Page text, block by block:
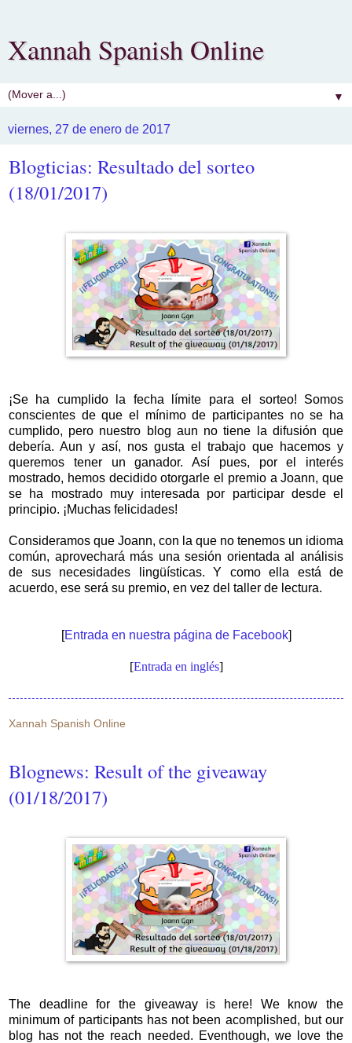
Xannah Spanish Online
▼
viernes, 27 de enero de 2017
Blogticias: Resultado del sorteo
(18/01/2017)
¡Se ha cumplido la fecha límite para el sorteo! Somos
conscientes de que el mínimo de participantes no se ha
cumplido, pero nuestro blog aun no tiene la difusión que
debería. Aun y así, nos gusta el trabajo que hacemos y
queremos tener un ganador. Así pues, por el interés
mostrado, hemos decidido otorgarle el premio a Joann, que
se ha mostrado muy interesada por participar desde el
principio. ¡Muchas felicidades!
Consideramos que Joann, con la que no tenemos un idioma
común, aprovechará más una sesión orientada al análisis
de sus necesidades lingüísticas. Y como ella está de
acuerdo, ese será su premio, en vez del taller de lectura.
[Entrada en nuestra página de Facebook]
[Entrada en inglés]
Xannah Spanish Online
Blognews: Result of the giveaway
(01/18/2017)
The deadline for the giveaway is here! We know the
minimum of participants has not been acomplished, but our
blog has not the reach needed. Eventhough, we love the